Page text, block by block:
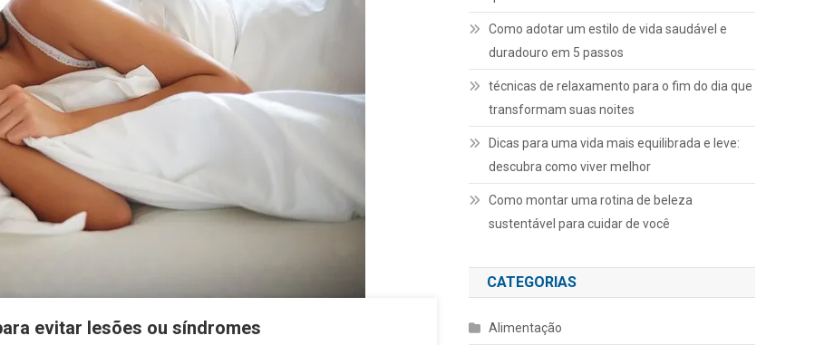
evitar lesões ou síndromes
Como adotar um estilo de vida saudável e
duradouro em 5 passos
técnicas de relaxamento para o fim do dia que
transformam suas noites
Dicas para uma vida mais equilibrada e leve:
descubra como viver melhor
Como montar uma rotina de beleza
sustentável para cuidar de você
CATEGORIAS
Alimentação